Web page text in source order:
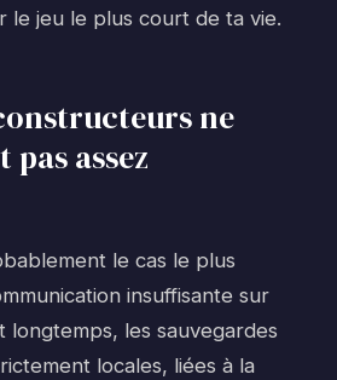
le jeu le plus court de ta vie.
ne
pas assez
le cas le plus
insuffisante sur
longtemps, les sauvegardes
locales, liées à la